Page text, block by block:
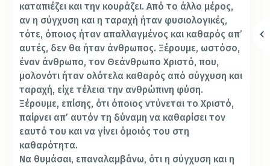
καταπιέζει και την κουράζει. Από το άλλο μέρος,
αν η σύγχυση και η ταραχή ήταν φυσιολογικές,
τότε, όποιος ήταν απαλλαγμένος και καθαρός απ’
αυτές, δεν θα ήταν άνθρωπος. Ξέρουμε, ωστόσο,
έναν άνθρωπο, τον Θεάνθρωπο Χριστό, που,
μολονότι ήταν ολότελα καθαρός από σύγχυση και
ταραχή, είχε τέλεια την ανθρώπινη φύση.
Ξέρουμε, επίσης, ότι όποιος ντύνεται το Χριστό,
παίρνει απ’ αυτόν τη δύναμη να καθαρίσει τον
εαυτό του και να γίνει όμοιός του στη
καθαρότητα.
Να θυμάσαι, επαναλαμβάνω, ότι η σύγχυση και η